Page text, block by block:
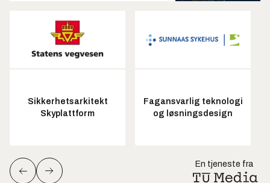
Sikkerhetsarkitekt
Skyplattform
Fagansvarlig teknologi
og løsningsdesign
En tjeneste fra